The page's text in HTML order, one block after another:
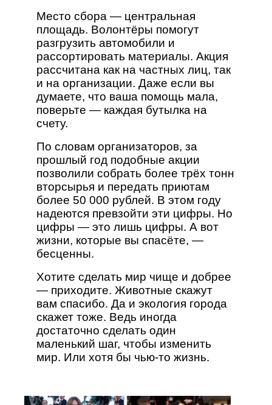
Место сбора — центральная
площадь. Волонтёры помогут
разгрузить автомобили и
рассортировать материалы. Акция
рассчитана как на частных лиц, так
и на организации. Даже если вы
думаете, что ваша помощь мала,
поверьте — каждая бутылка на
счету.
По словам организаторов, за
прошлый год подобные акции
позволили собрать более трёх тонн
вторсырья и передать приютам
более 50 000 рублей. В этом году
надеются превзойти эти цифры. Но
цифры — это лишь цифры. А вот
жизни, которые вы спасёте, —
бесценны.
Хотите сделать мир чище и добрее
— приходите. Животные скажут
вам спасибо. Да и экология города
скажет тоже. Ведь иногда
достаточно сделать один
маленький шаг, чтобы изменить
мир. Или хотя бы чью-то жизнь.